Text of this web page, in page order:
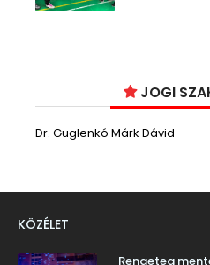
JOGI
Dr. Guglenkó Márk Dávid
KÖZÉLET
Rengeteg